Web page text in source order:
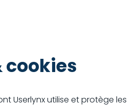
Userlynx utilise et protège les